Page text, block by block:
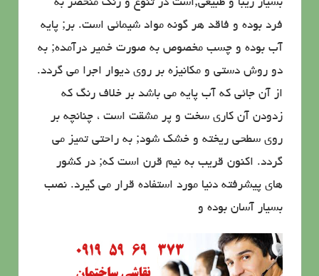
بسیار زیبا و طبیعی;است در تنوع و رنگ منحصر به
فرد بوده و فاقد هر گونه مواد شیمائی است. بر; پایه
آب بوده و چسب مخصوص به صورت خمیر درآمده; به
دو روش دستی و مکانیزه بر روی دیوار اجرا می گردد.
از آن جائی که آب پایه می باشد بر خلاف رنگ که
زدودن آن کاری سخت و پر مشقت است ، چنانچه بر
روی سطحی ریخته و خشک شود; به راحتی تمیز می
گردد. اکنون قریب به نیم قرن است که; در کشور
های پیشرفته دنیا مورد استفاده قرار می گیرد. نصب
بسیار آسان بوده و